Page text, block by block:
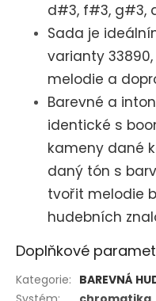
d#3, f#3, g#3,
Sada je
varianty
melodie a
Barevné a
identické s
kameny dané
daný tón s
tvořit melodie
hudebních
Doplňkové
Kategorie: BAREVNÁ